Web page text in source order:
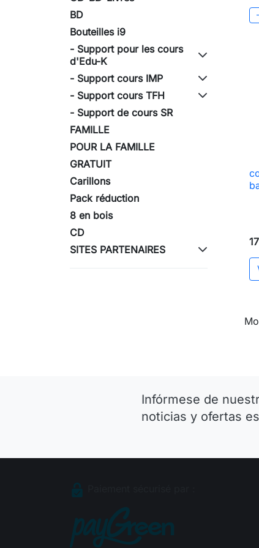
BD
Bouteilles i9
- Support pour les cours
d'Edu-K
- Support cours IMP
- Support cours TFH
- Support de cours SR
FAMILLE
POUR LA FAMILLE
GRATUIT
Carillons
Pack réduction
8 en bois
CD
SITES PARTENAIRES
Infórmese de
noticias y ofertas